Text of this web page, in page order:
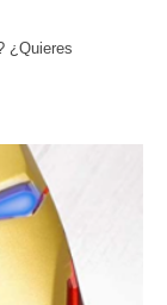
¿Quieres